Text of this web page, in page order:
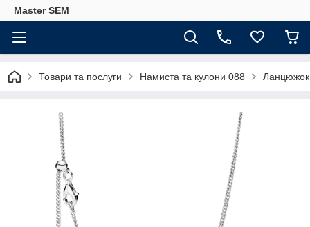
Master SEM
Товари та послуги Намиста та кулони 088